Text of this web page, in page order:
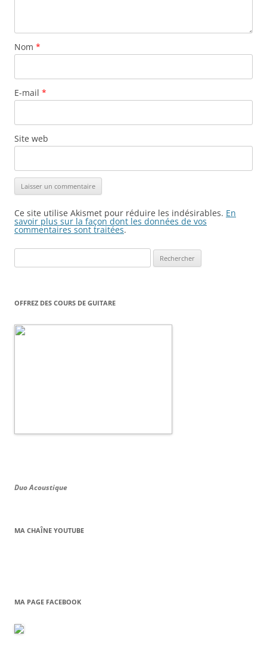
Nom *
E-mail *
Site web
Ce site utilise Akismet pour réduire les indésirables. En
savoir plus sur la façon dont les données de vos
commentaires sont traitées.
OFFREZ DES COURS DE GUITARE
Duo Acoustique
MA CHAÎNE YOUTUBE
MA PAGE FACEBOOK